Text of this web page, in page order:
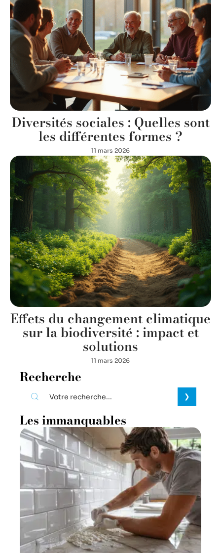
Diversités sociales : Quelles sont
les différentes formes ?
11 mars 2026
Effets du changement climatique
sur la biodiversité : impact et
solutions
11 mars 2026
Recherche
Les immanquables